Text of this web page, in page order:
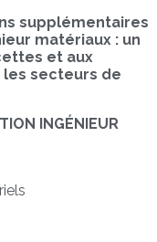
supplémentaires
matériaux : un
et aux
secteurs de
INGÉNIEUR